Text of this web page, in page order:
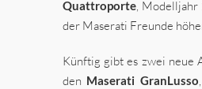
Quattroporte, Modelljahr
der Maserati Freunde
Künftig gibt es zwei neue
den Maserati GranLusso